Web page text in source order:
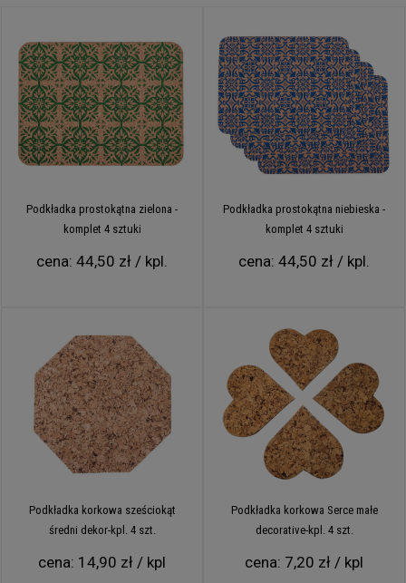
Podkładka prostokątna zielona -
komplet 4 sztuki
cena: 44,50 zł / kpl.
Podkładka prostokątna niebieska -
komplet 4 sztuki
cena: 44,50 zł / kpl.
Podkładka korkowa sześciokąt
średni dekor-kpl. 4 szt.
cena: 14,90 zł / kpl
Podkładka korkowa Serce małe
decorative-kpl. 4 szt.
cena: 7,20 zł / kpl